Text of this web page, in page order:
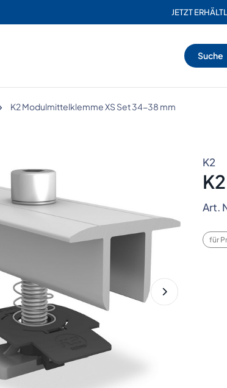
JETZT
Suche
K2 Modulmittelklemme XS Set 34-38 mm
K2
Art.
für